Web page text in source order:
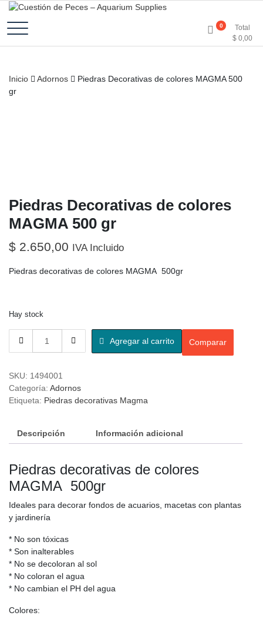
Cuestión de Peces –
Aquarium Supplies
0
Total
$ 0,00
Inicio Adornos
Piedras Decorativas de colores MAGMA 500
gr
Piedras Decorativas de colores
MAGMA 500 gr
$ 2.650,00 IVA Incluido
Piedras decorativas de colores MAGMA 500gr
Hay stock
Agregar al carrito Comparar
SKU: 1494001
Categoría: Adornos
Etiqueta: Piedras decorativas Magma
Descripción Información adicional
Piedras decorativas de colores
MAGMA 500gr
Ideales para decorar fondos de acuarios, macetas con plantas
y jardinería
* No son tóxicas
* Son inalterables
* No se decoloran al sol
* No coloran el agua
* No cambian el PH del agua
Colores: